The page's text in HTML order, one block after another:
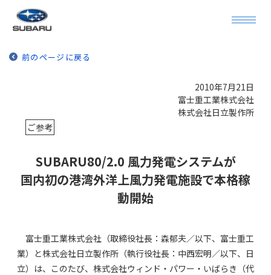
前のページに戻る
2010年7月21日
富士重工業株式会社
株式会社日立製作所
ご参考
SUBARU80/2.0 風力発電システムが
国内初の港湾外洋上風力発電施設で本格稼
動開始
富士重工業株式会社（取締役社長：森郁夫／以下、富士重工
業）と株式会社日立製作所（執行役社長：中西宏明／以下、日
立）は、このたび、株式会社ウィンド・パワー・いばらき（代